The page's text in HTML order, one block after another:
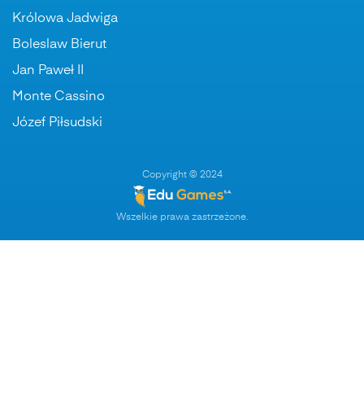
Królowa Jadwiga
Boleslaw Bierut
Jan Paweł II
Monte Cassino
Józef Piłsudski
Copyright © 2024
Wszelkie prawa zastrzeżone.